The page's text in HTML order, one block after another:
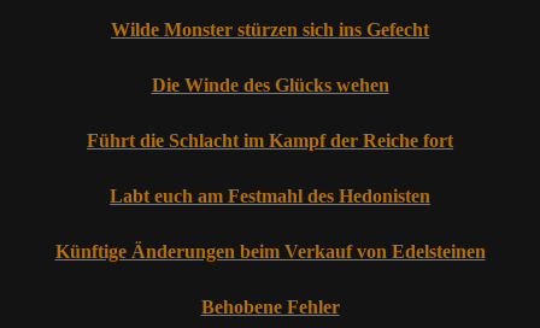
Wilde Monster stürzen sich ins Gefecht
Die Winde des Glücks wehen
Führt die Schlacht im Kampf der Reiche fort
Labt euch am Festmahl des Hedonisten
Künftige Änderungen beim Verkauf von Edelsteinen
Behobene Fehler